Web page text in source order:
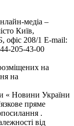
медіа –
Київ,
208/1 E-mail:
205-43-00
на
на
« Новини України
пряме
.
від